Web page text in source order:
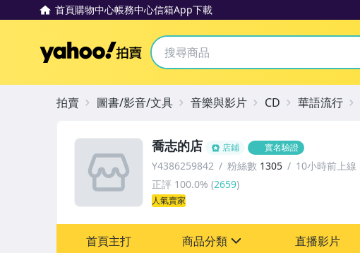
首頁購物中心帳務中心信箱App下載
Yahoo拍賣
喬志的店 店鋪 實名驗證
Y4386259842 粉絲數 1305
10小時前上線
正評 100.0% (2659)
人氣賣家
首頁主打 商品分類 直播影片
拍賣 圖書/影音/文具 音樂與影片 CD 華語流行